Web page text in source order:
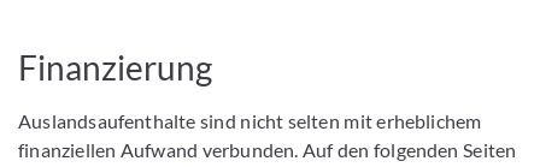
Finanzierung
Auslandsaufenthalte sind nicht selten mit erheblichem
finanziellen Aufwand verbunden. Auf den folgenden Seiten